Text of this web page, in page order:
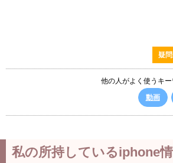
疑
他の人がよく使うキ
動画
私の所持しているiphone